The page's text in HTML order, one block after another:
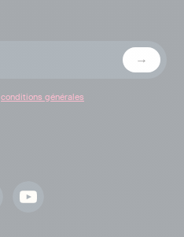
conditions générales